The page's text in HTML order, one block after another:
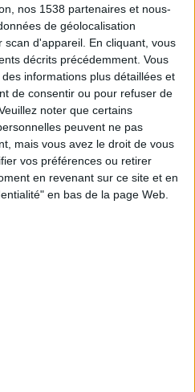
nos 1538 partenaires et nous-
de géolocalisation
scan d'appareil. En cliquant, vous
décrits précédemment. Vous
informations plus détaillées et
de consentir ou pour refuser de
noter que certains
peuvent ne pas
mais vous avez le droit de vous
vos préférences ou retirer
en revenant sur ce site et en
en bas de la page Web.
par des féculents ?
du 05/08/2026